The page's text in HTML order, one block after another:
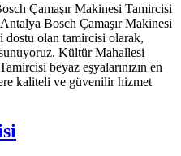
Çamaşır Makinesi Tamircisi
Bosch Çamaşır Makinesi
dostu olan tamircisi olarak,
Kültür Mahallesi
beyaz eşyalarınızın en
kaliteli ve güvenilir hizmet